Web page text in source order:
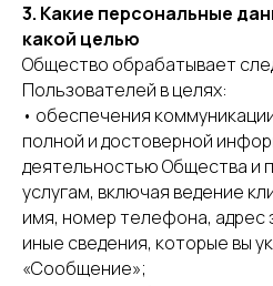
3. Какие персональные
какой целью
Общество обрабатывает
Пользователей в целях:
• обеспечения
полной и достоверной
деятельностью Общества и
услугам, включая ведение
имя, номер телефона, адрес
иные сведения, которые вы
«Сообщение»;